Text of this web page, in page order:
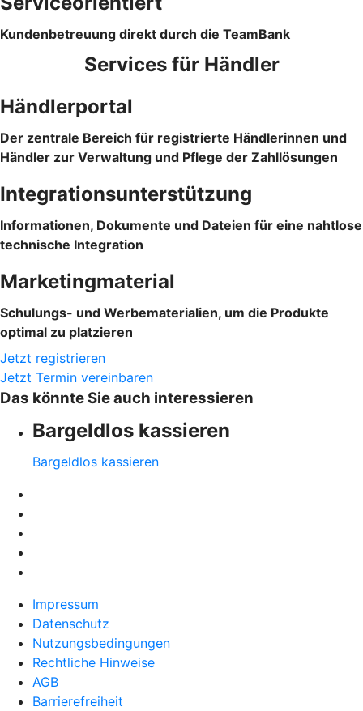
Kundenbetreuung direkt durch die TeamBank
Services für Händler
Händlerportal
Der zentrale Bereich für registrierte Händlerinnen und
Händler zur Verwaltung und Pflege der Zahllösungen
Integrationsunterstützung
Informationen, Dokumente und Dateien für eine nahtlose
technische Integration
Marketingmaterial
Schulungs- und Werbematerialien, um die Produkte
optimal zu platzieren
Jetzt registrieren
Jetzt Termin vereinbaren
Das könnte Sie auch interessieren
Bargeldlos kassieren
Bargeldlos kassieren
Impressum
Datenschutz
Nutzungsbedingungen
Rechtliche Hinweise
AGB
Barrierefreiheit